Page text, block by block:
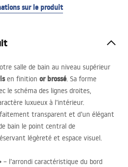
sur le produit
salle de bain au niveau supérieur
en finition or brossé. Sa forme
le schéma des lignes droites,
luxueux à l’intérieur.
transparent et d’un élégant
bain le point central de
légèreté et espace visuel.
– l’arrondi caractéristique du bord